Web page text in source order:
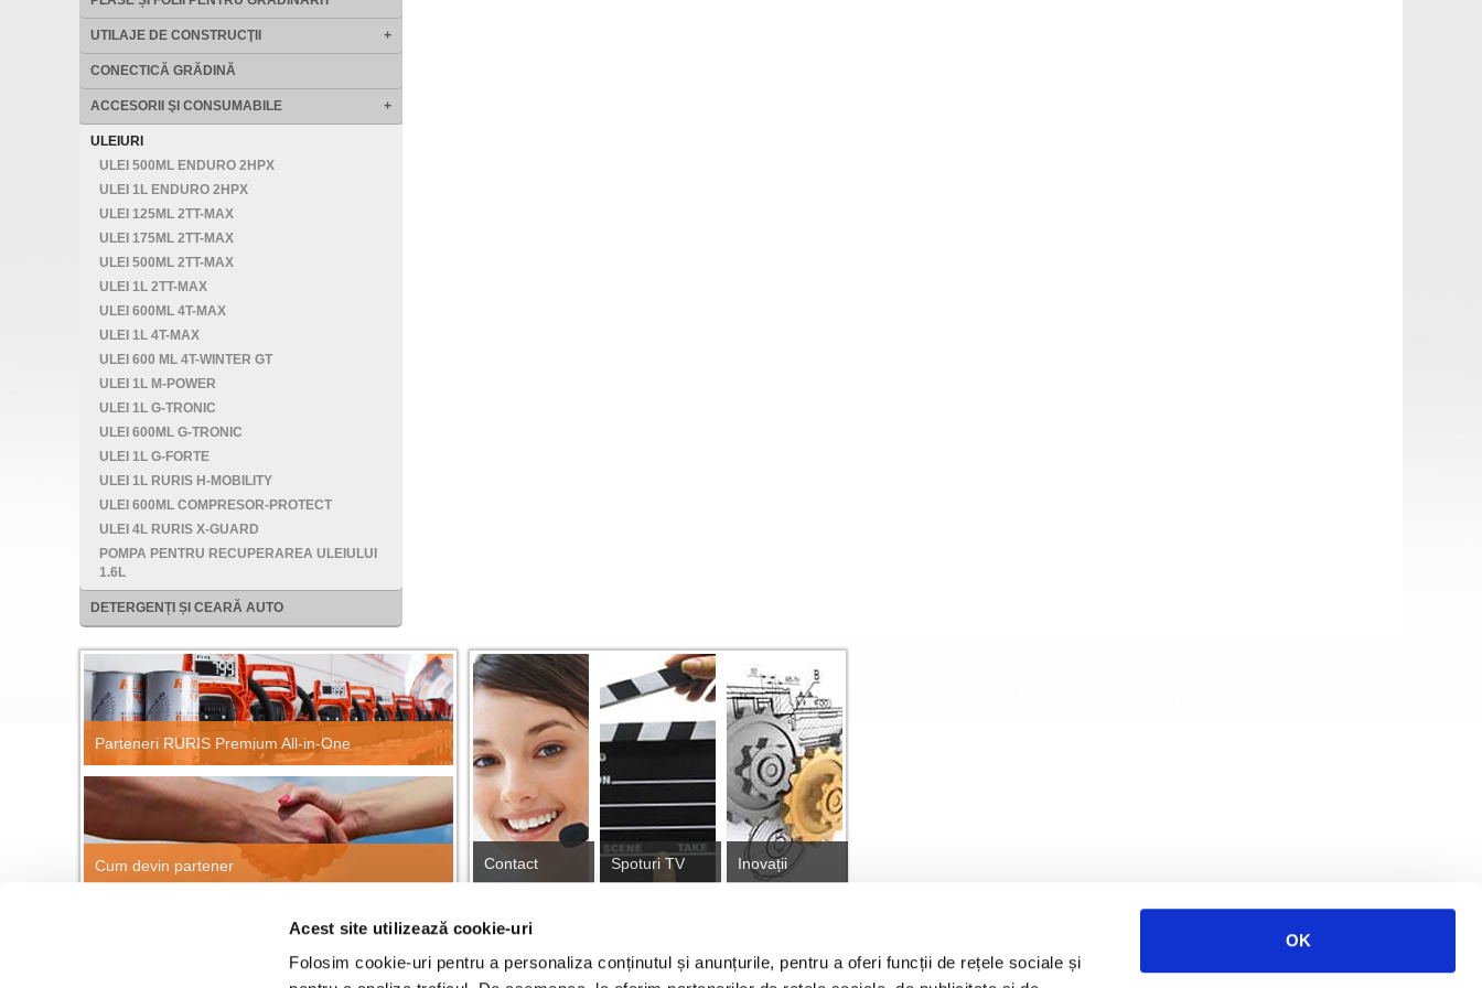
Acest site utilizează cookie-uri
Folosim cookie-uri pentru a personaliza conținutul și anunțurile, pentru a oferi funcții de rețele sociale și
OK
UTILAJE DE CONSTRUCŢII +
CONECTICĂ GRĂDINĂ
ACCESORII ŞI CONSUMABILE +
ULEIURI
ULEI 500ML ENDURO 2HPX
ULEI 1L ENDURO 2HPX
ULEI 125ML 2TT-MAX
ULEI 175ML 2TT-MAX
ULEI 500ML 2TT-MAX
ULEI 1L 2TT-MAX
ULEI 600ML 4T-MAX
ULEI 1L 4T-MAX
ULEI 600 ML 4T-WINTER GT
ULEI 1L M-POWER
ULEI 1L G-TRONIC
ULEI 600ML G-TRONIC
ULEI 1L G-FORTE
ULEI 1L RURIS H-MOBILITY
ULEI 600ML COMPRESOR-PROTECT
ULEI 4L RURIS X-GUARD
POMPA PENTRU RECUPERAREA ULEIULUI
1.6L
DETERGENȚI ȘI CEARĂ AUTO
Parteneri RURIS Premium All-in-One
Cum devin partener Contact Spoturi TV Inovații
CĂUTARE RAPIDĂ PRODUSE